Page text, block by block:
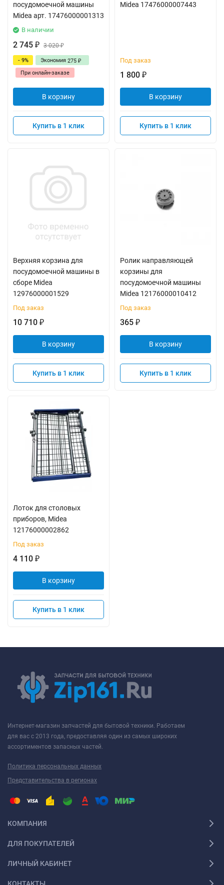
посудомоечной машины
Midea арт. 17476000001313
В наличии
2 745 ₽ 3 020₽
- 9% Экономия 275 ₽
При онлайн-заказе
В корзину
Купить в 1 клик
Midea 17476000007443
Под заказ
1 800 ₽
В корзину
Купить в 1 клик
Верхняя корзина для
посудомоечной машины в
сборе Midea
12976000001529
Под заказ
10 710 ₽
В корзину
Купить в 1 клик
Ролик направляющей
корзины для
посудомоечной машины
Midea 12176000010412
Под заказ
365 ₽
В корзину
Купить в 1 клик
Лоток для столовых
приборов, Midea
12176000002862
Под заказ
4 110 ₽
В корзину
Купить в 1 клик
Интернет-магазин запчастей для бытовой техники. Работаем
для вас с 2013 года, предоставляя один из самых широких
ассортиментов запасных частей.
Политика персональных данных
Представительства в регионах
КОМПАНИЯ
ДЛЯ ПОКУПАТЕЛЕЙ
ЛИЧНЫЙ КАБИНЕТ
КОНТАКТЫ